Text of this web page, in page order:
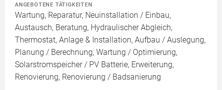
ANGEBOTENE TÄTIGKEITEN
Wartung, Reparatur, Neuinstallation / Einbau,
Austausch, Beratung, Hydraulischer Abgleich,
Thermostat, Anlage & Installation, Aufbau / Auslegung,
Planung / Berechnung, Wartung / Optimierung,
Solarstromspeicher / PV Batterie, Erweiterung,
Renovierung, Renovierung / Badsanierung